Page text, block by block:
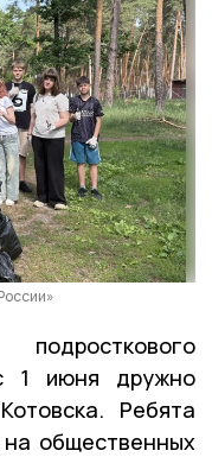
1 июня дружно
Ребята
общественных